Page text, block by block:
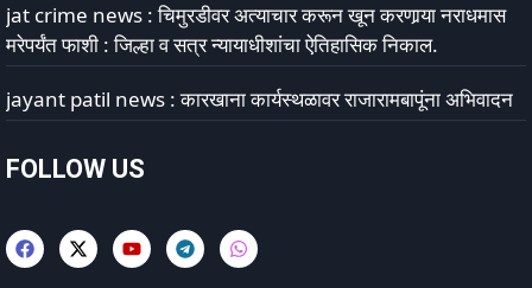
jat crime news : चिमुरडीवर अत्याचार करून खून करणार्‍या नराधमास
मरेपर्यंत फाशी : जिल्हा व सत्र न्यायाधीशांचा ऐतिहासिक निकाल.
jayant patil news : कारखाना कार्यस्थळावर राजारामबापूंना अभिवादन
FOLLOW US